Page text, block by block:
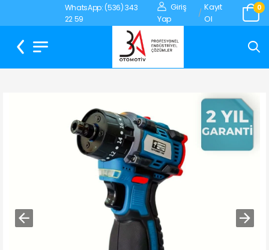
WhatsApp: (536) 343
22 59
Giriş
Yap
/
Kayıt
Ol
0